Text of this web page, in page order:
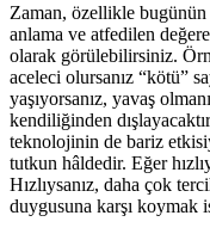
Zaman, özellikle
anlama ve atfedilen
olarak görülebilirsiniz.
aceleci olursanız “kötü”
yaşıyorsanız, yavaş
kendiliğinden
teknolojinin de bariz
tutkun hâldedir. Eğer
Hızlıysanız, daha çok
duygusuna karşı koymak